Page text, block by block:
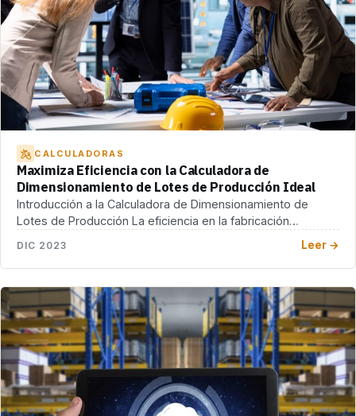
CALCULADORAS
Maximiza Eficiencia con la Calculadora de
Dimensionamiento de Lotes de Producción Ideal
Introducción a la Calculadora de Dimensionamiento de
Lotes de Producción La eficiencia en la fabricación
DIC 2023 Leer →